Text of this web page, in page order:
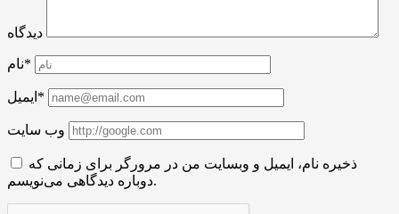
دیدگاه
نام*
ایمیل*
وب سایت
ذخیره نام، ایمیل و وبسایت من در مرورگر برای زمانی که
دوباره دیدگاهی می‌نویسم.